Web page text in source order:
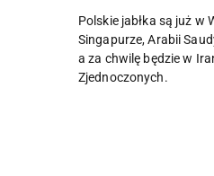
Polskie jabłka są już w
Singapurze, Arabii
a za chwilę będzie w
Zjednoczonych.